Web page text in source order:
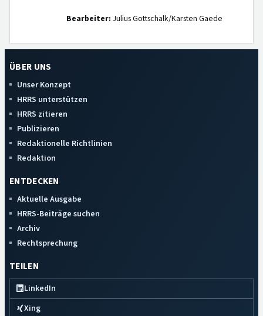
Bearbeiter: Julius Gottschalk/Karsten Gaede
ÜBER UNS
Unser Konzept
HRRS unterstützen
HRRS zitieren
Publizieren
Redaktionelle Richtlinien
Redaktion
ENTDECKEN
Aktuelle Ausgabe
HRRS-Beiträge suchen
Archiv
Rechtsprechung
TEILEN
LinkedIn
Xing